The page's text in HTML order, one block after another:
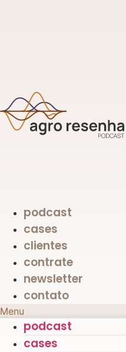
podcast
cases
clientes
contrate
newsletter
contato
Menu
podcast
cases